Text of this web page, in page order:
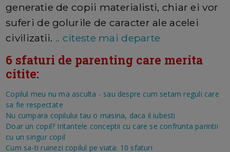
generatie de copii materialisti, chiar ei vor
suferi de golurile de caracter ale acelei
civilizatii. .. citeste mai departe
6 sfaturi de parenting care merita
citite:
Copilul meu nu ma asculta - sau despre cum setam reguli care
sa fie respectate
Nu cumpara copilului tau o masina, daca il iubesti
Doar un copil? Iritantele conceptii cu care se confrunta parintii
cu un singur copil
Cum sa-ti ruinezi copilul pe viata: 10 sfaturi